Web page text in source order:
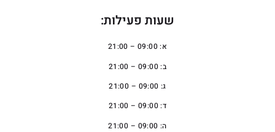
שעות פעילות:
א: 09:00 – 21:00
ב: 09:00 – 21:00
ג: 09:00 – 21:00
ד: 09:00 – 21:00
ה: 09:00 – 21:00